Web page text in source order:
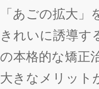
「あごの拡大
きれいに誘導す
の本格的な矯正
大きなメリット